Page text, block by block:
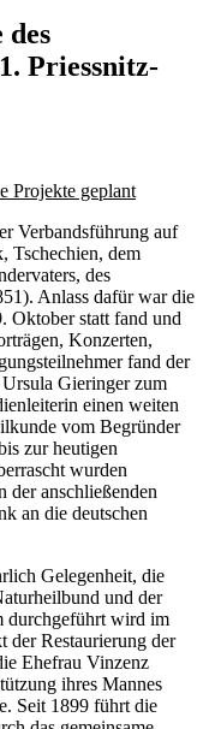
Priessnitz-
Projekte geplant
Verbandsführung auf
Tschechien, dem
des
Anlass dafür war die
Oktober statt fand und
Konzerten,
fand der
Gieringer zum
einen weiten
vom Begründer
zur heutigen
wurden
der anschließenden
an die deutschen
Gelegenheit, die
und der
durchgeführt wird im
der Restaurierung der
Ehefrau Vinzenz
ihres Mannes
Seit 1899 führt die